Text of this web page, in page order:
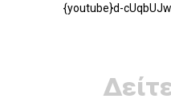
{youtube}d-